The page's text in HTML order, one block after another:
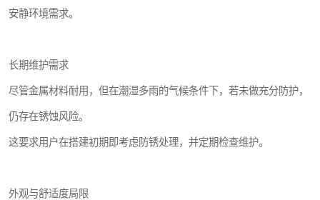
安静环境需求。
长期维护需求
尽管金属材料耐用，但在潮湿多雨的气候条件下，若未做充分防护，
仍存在锈蚀风险。
这要求用户在搭建初期即考虑防锈处理，并定期检查维护。
外观与舒适度局限